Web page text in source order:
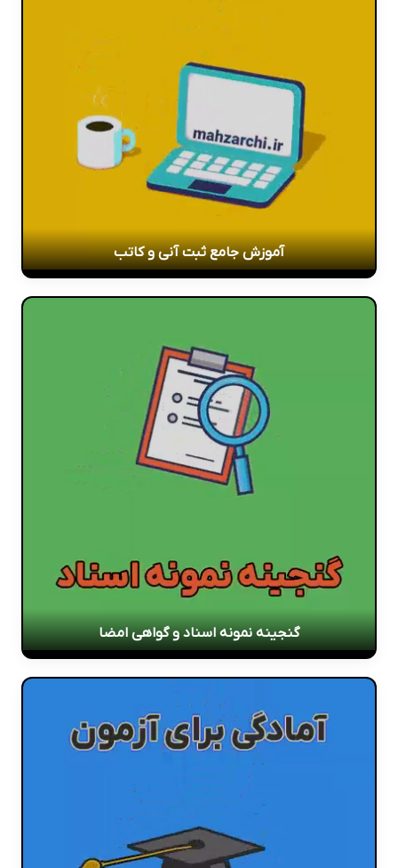
آموزش جامع ثبت آنی و کاتب
گنجینه نمونه اسناد و گواهی امضا